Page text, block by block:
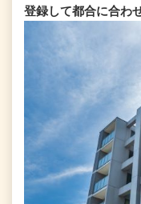
登録して都合に合わ